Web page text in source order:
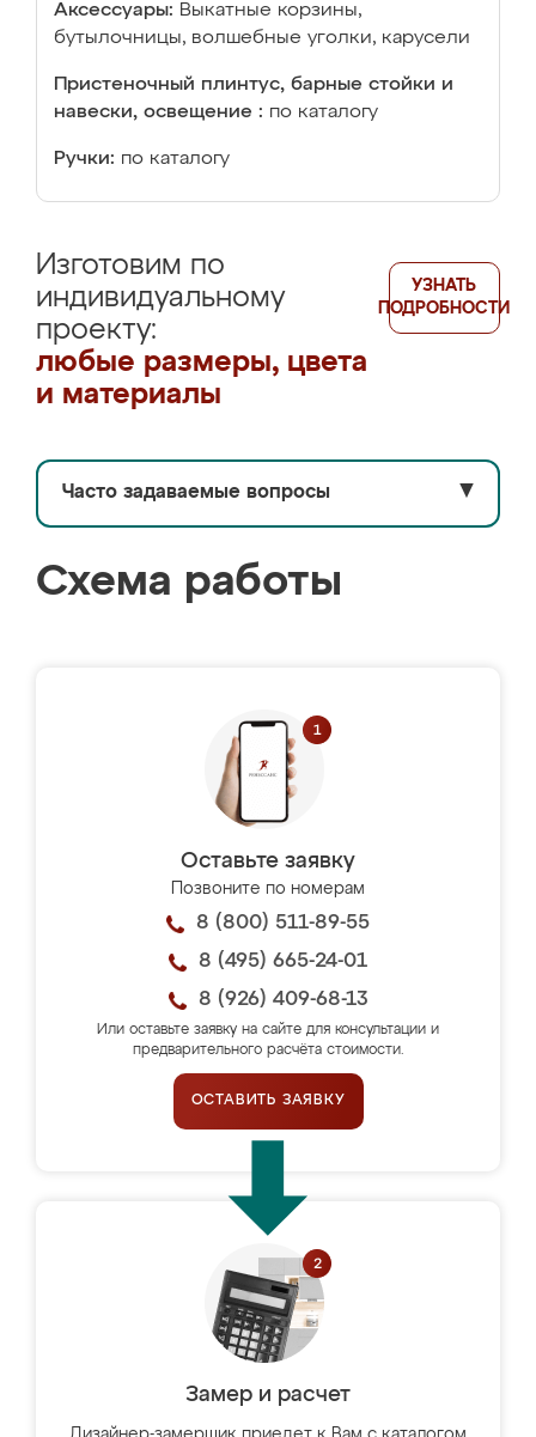
Аксессуары: Выкатные корзины,
бутылочницы, волшебные уголки, карусели
Пристеночный плинтус, барные стойки и
навески, освещение : по каталогу
Ручки: по каталогу
Изготовим по
индивидуальному
проекту:
любые размеры, цвета
и материалы
УЗНАТЬ
ПОДРОБНОСТИ
Часто задаваемые вопросы ▼
Схема работы
Оставьте заявку
Позвоните по номерам
8 (800) 511-89-55
8 (495) 665-24-01
8 (926) 409-68-13
Или оставьте заявку на сайте для консультации и
предварительного расчёта стоимости.
ОСТАВИТЬ ЗАЯВКУ
Замер и расчет